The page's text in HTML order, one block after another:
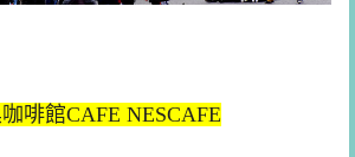
啡館CAFE NESCAFE